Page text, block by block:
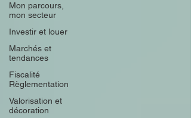
Mon parcours,
mon secteur
Investir et louer
Marchés et
tendances
Fiscalité
Règlementation
Valorisation et
décoration